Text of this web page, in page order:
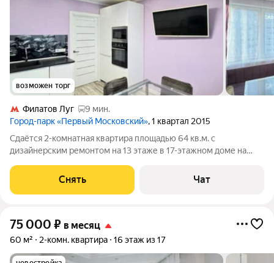
возможен торг
Филатов Луг
9 мин.
Город-парк «Первый Московский», 1 квартал 2015
Сдаётся 2-комнатная квартира площадью 64 кв.м. с
дизайнерским ремонтом на 13 этаже в 17-этажном доме на
Стиральная машина Холодильник Посудомоечная машина
Снять Чат
75 000 ₽ в месяц
60 м² 2-комн. квартира 16 этаж из 17